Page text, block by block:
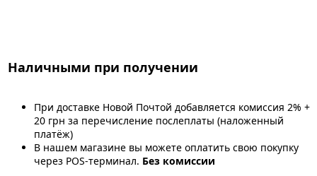
Наличными при получении
При доставке Новой Почтой добавляется комиссия 2% +
20 грн за перечисление послеплаты (наложенный
платёж)
В нашем магазине вы можете оплатить свою покупку
через POS-терминал. Без комиссии